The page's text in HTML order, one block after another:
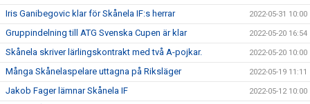
Iris Ganibegovic klar för Skånela IF:s herrar 2022-05-31 10:00
Gruppindelning till ATG Svenska Cupen är klar 2022-05-20 16:54
Skånela skriver lärlingskontrakt med två A-pojkar. 2022-05-20 10:00
Många Skånelaspelare uttagna på Riksläger 2022-05-19 11:11
Jakob Fager lämnar Skånela IF 2022-05-12 10:00